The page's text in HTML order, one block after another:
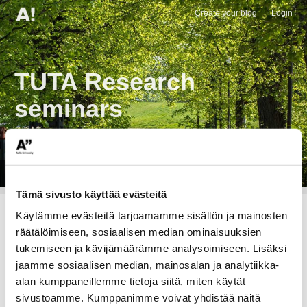
Tämä sivusto käyttää evästeitä
Käytämme evästeitä tarjoamamme sisällön ja mainosten
räätälöimiseen, sosiaalisen median ominaisuuksien
tukemiseen ja kävijämäärämme analysoimiseen. Lisäksi
jaamme sosiaalisen median, mainosalan ja analytiikka-
alan kumppaneillemme tietoja siitä, miten käytät
sivustoamme. Kumppanimme voivat yhdistää näitä
Create your blog Login
TUTA Research
seminars
Learn and Grow
navigation
for:
TUTA Highlights
To see the monthly TUTA highlights, follow the
link here:DIEM Highlights